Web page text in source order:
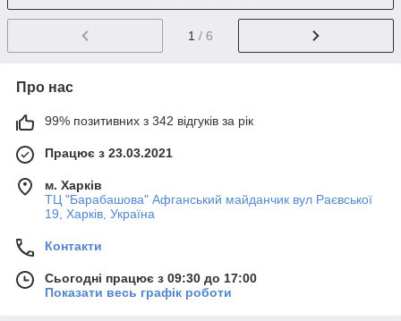
1 / 6
Про нас
99% позитивних з 342 відгуків за рік
Працює з 23.03.2021
м. Харків
ТЦ "Барабашова" Афганський майданчик вул Раєвської
19, Харків, Україна
Контакти
Сьогодні працює з 09:30 до 17:00
Показати весь графік роботи